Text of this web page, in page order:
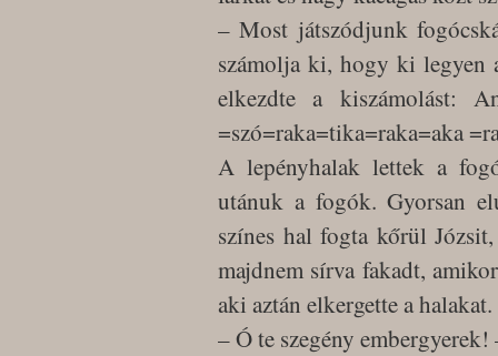
– Most játszódjunk
számolja ki, hogy ki legyen
elkezdte a kiszámolást:
=szó=raka=tika=raka=aka
A lepényhalak lettek a
utánuk a fogók. Gyorsan
színes hal fogta kőrül
majdnem sírva fakadt,
aki aztán elkergette a halakat.
– Ó te szegény